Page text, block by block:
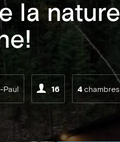
la nature
Paul 16 4 chambres